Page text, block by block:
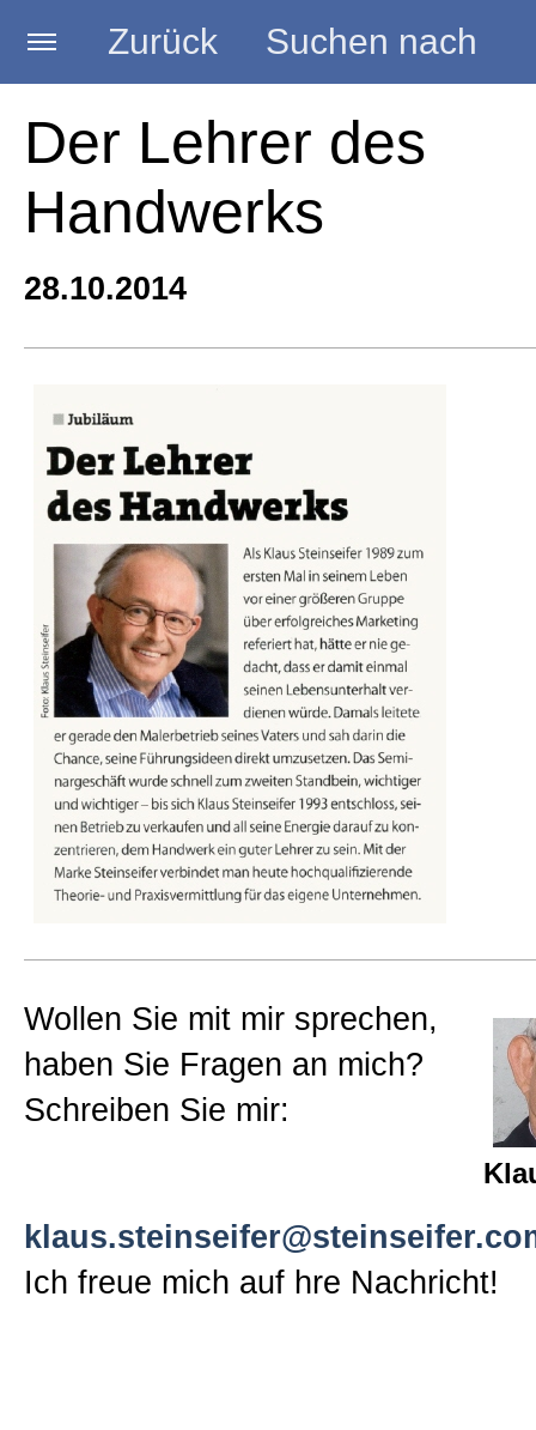
Zurück Suchen nach
Startseite
BLOG HANDWERK
Kategorien
Vorträge
Beratungen
Bücher
Presse-Lounge
Kontakt
Allgemein
Sitemap
Der Lehrer des
Handwerks
28.10.2014
Wollen Sie mit mir sprechen,
haben Sie Fragen an mich?
Schreiben Sie mir:
Ich freue mich auf hre Nachricht!